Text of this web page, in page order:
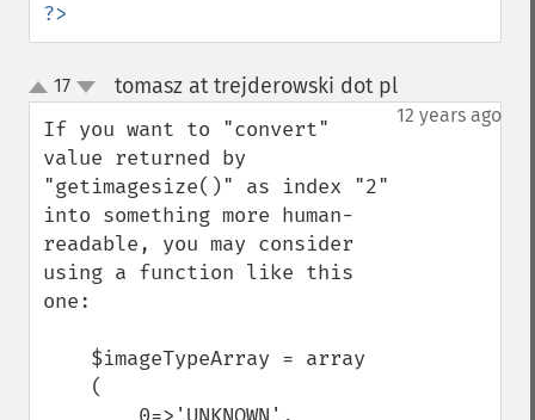
?>
up
down
17 tomasz at trejderowski dot pl¶
12 years ago
If you want to "convert"
value returned by
"getimagesize()" as index "2"
into something more human-
readable, you may consider
using a function like this
one: